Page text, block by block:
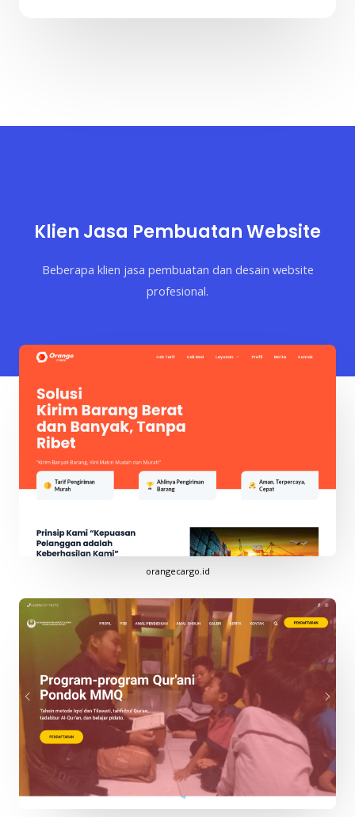
Klien Jasa Pembuatan Website
Beberapa klien jasa pembuatan dan desain website
profesional.
orangecargo.id